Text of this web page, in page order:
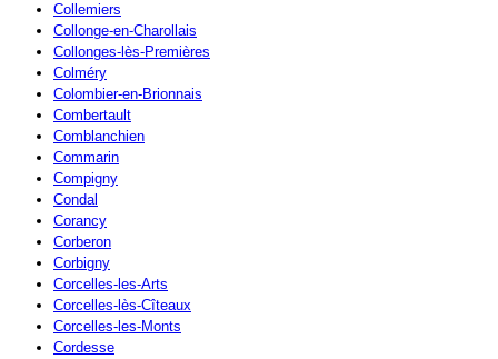
Collemiers
Collonge-en-Charollais
Collonges-lès-Premières
Colméry
Colombier-en-Brionnais
Combertault
Comblanchien
Commarin
Compigny
Condal
Corancy
Corberon
Corbigny
Corcelles-les-Arts
Corcelles-lès-Cîteaux
Corcelles-les-Monts
Cordesse